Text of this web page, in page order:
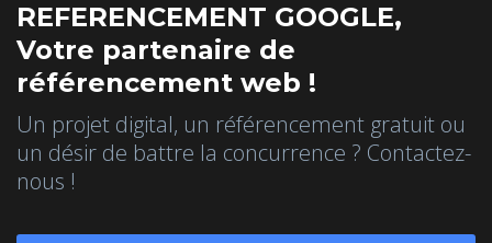
REFERENCEMENT GOOGLE,
Votre partenaire de
référencement web !
Un projet digital, un référencement gratuit ou
un désir de battre la concurrence ? Contactez-
nous !